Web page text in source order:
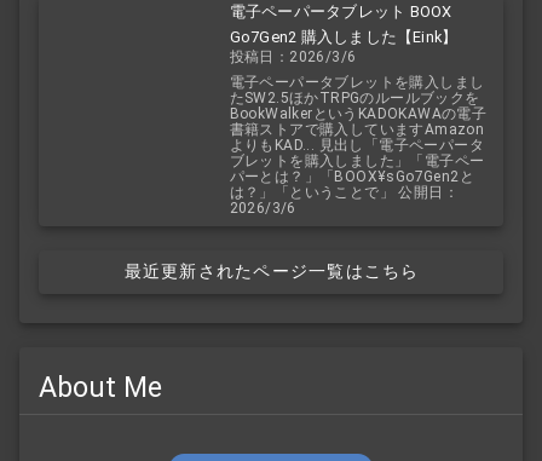
電子ペーパータブレット BOOX
Go7Gen2 購入しました【Eink】
投稿日：2026/3/6
電子ペーパータブレットを購入しまし
たSW2.5ほかTRPGのルールブックを
BookWalkerというKADOKAWAの電子
書籍ストアで購入していますAmazon
よりもKAD... 見出し「電子ペーパータ
ブレットを購入しました」「電子ペー
パーとは？」「BOOX¥sGo7Gen2と
は？」「ということで」 公開日：
2026/3/6
最近更新されたページ一覧はこちら
About Me